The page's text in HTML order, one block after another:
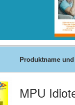
Produktname
MPU